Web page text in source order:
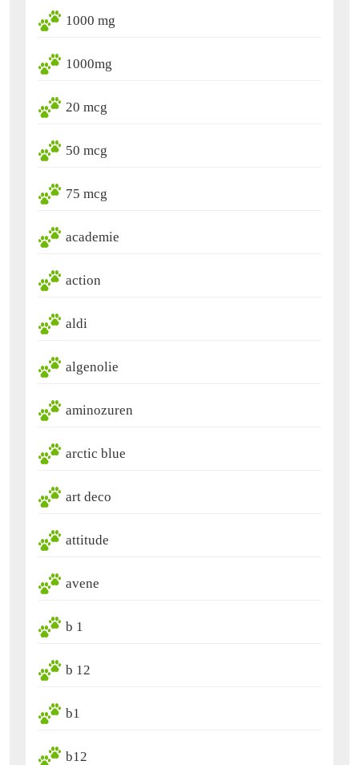
1000 mg
1000mg
20 mcg
50 mcg
75 mcg
academie
action
aldi
algenolie
aminozuren
arctic blue
art deco
attitude
avene
b 1
b 12
b1
b12